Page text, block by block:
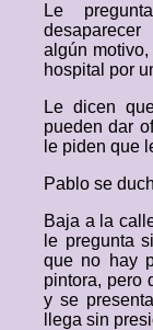
Le
algún
hospital por
Le dicen
pueden dar
le piden que
Pablo se
Baja a la
le pregunta
que no hay
pintora, pero
y se
llega sin